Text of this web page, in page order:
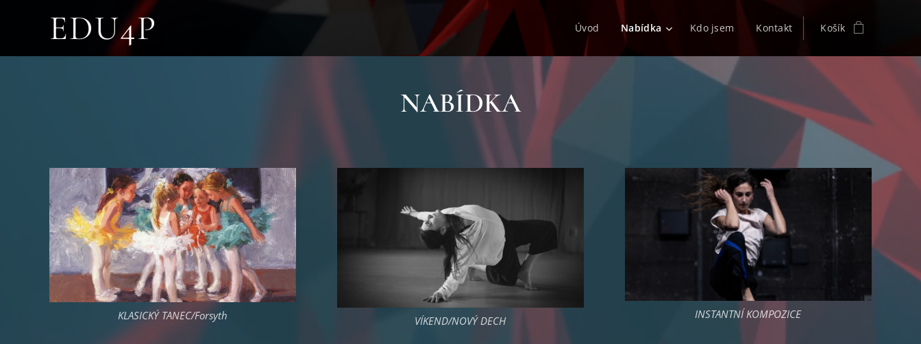
EDU4P Úvod Nabídka Kdo jsem Kontakt Košík
NABÍDKA
KLASICKÝ TANEC/Forsyth VÍKEND/NOVÝ DECH INSTANTNÍ KOMPOZICE